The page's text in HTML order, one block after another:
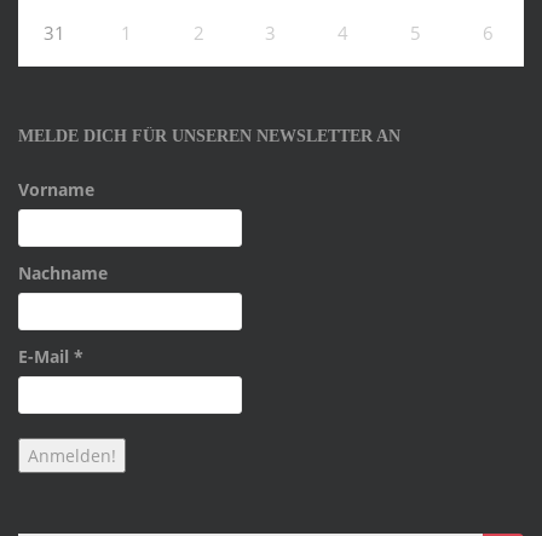
31 1 2 3 4 5 6
MELDE DICH FÜR UNSEREN NEWSLETTER AN
Vorname
Nachname
E-Mail *